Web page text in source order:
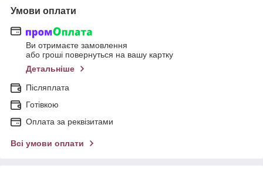
Умови оплати
Ви отримаєте замовлення
або гроші повернуться на вашу картку
Детальніше
Післяплата
Готівкою
Оплата за реквізитами
Всі умови оплати